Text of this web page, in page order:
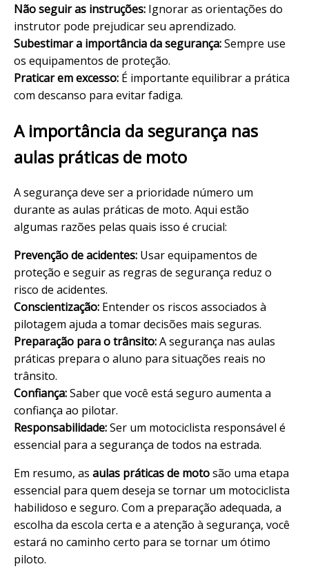
Não seguir as instruções: Ignorar as orientações do
instrutor pode prejudicar seu aprendizado.
Subestimar a importância da segurança:Sempre use
os equipamentos de proteção.
Praticar em excesso: É importante equilibrar a prática
com descanso para evitar fadiga.
A importância da segurança nas
aulas práticas de moto
A segurança deve ser a prioridade número um
durante as aulas práticas de moto. Aqui estão
algumas razões pelas quais isso é crucial:
Prevenção de acidentes: Usar equipamentos de
proteção e seguir as regras de segurança reduz o
risco de acidentes.
Conscientização: Entender os riscos associados à
pilotagem ajuda a tomar decisões mais seguras.
Preparação para o trânsito:A segurança nas aulas
práticas prepara o aluno para situações reais no
trânsito.
Confiança:Saber que você está seguro aumenta a
confiança ao pilotar.
Responsabilidade:Ser um motociclista responsável é
essencial para a segurança de todos na estrada.
Em resumo, as aulas práticas de motosão uma etapa
essencial para quem deseja se tornar um motociclista
habilidoso e seguro. Com a preparação adequada, a
escolha da escola certa e a atenção à segurança, você
estará no caminho certo para se tornar um ótimo
piloto.